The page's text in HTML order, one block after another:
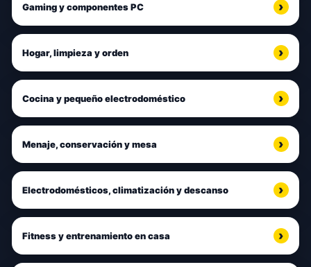
Gaming y componentes PC
Hogar, limpieza y orden
Cocina y pequeño electrodoméstico
Menaje, conservación y mesa
Electrodomésticos, climatización y descanso
Fitness y entrenamiento en casa